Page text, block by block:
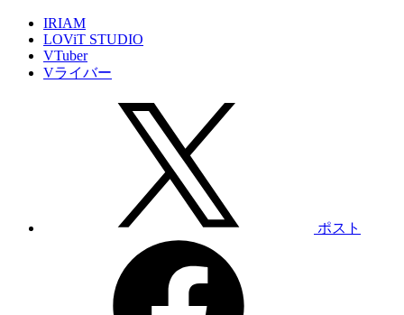
IRIAM
LOViT STUDIO
VTuber
Vライバー
ポスト